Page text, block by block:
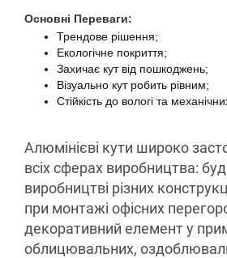
Основні Переваги:
Трендове рішення;
Екологічне покриття;
Захичає кут від пошкоджень;
Візуально кут робить рівним;
Стійкість до вологі та
Алюмінієві кути широко
всіх сферах виробництва:
виробництві різних
при монтажі офісних
декоративний елемент у
облицювальних,